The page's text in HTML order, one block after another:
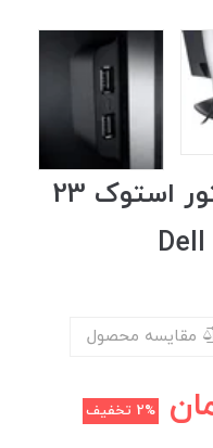
خرید و قیمت روز مانیتور استوک 23
مقایسه محصول
2% تخفیف